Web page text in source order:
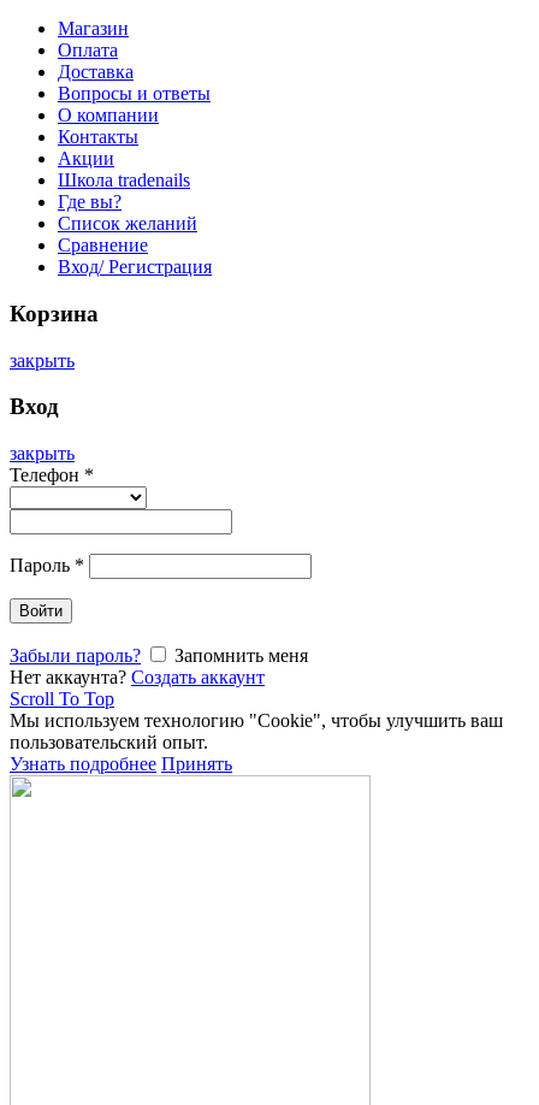
Магазин
Оплата
Доставка
Вопросы и ответы
О компании
Контакты
Акции
Школа tradenails
Где вы?
Список желаний
Сравнение
Вход/ Регистрация
Корзина
закрыть
Вход
закрыть
Телефон *
Пароль *
Войти
Забыли пароль?
Запомнить меня
Нет аккаунта? Создать аккаунт
Scroll To Top
Мы используем технологию "Cookie", чтобы улучшить ваш
пользовательский опыт.
Узнать подробнее Принять